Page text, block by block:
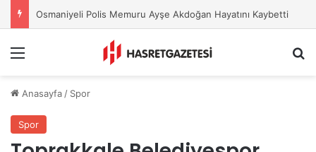
Osmaniyeli Polis Memuru Ayşe Akdoğan Hayatını Kaybetti
Anasayfa / Spor
Spor